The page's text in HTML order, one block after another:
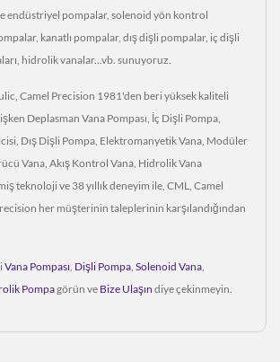
endüstriyel pompalar, solenoid yön kontrol
kanatlı pompalar, dış dişli pompalar, iç dişli
hidrolik vanalar...vb. sunuyoruz.
Camel Precision 1981'den beri yüksek kaliteli
Deplasman Vana Pompası, İç Dişli Pompa,
Dış Dişli Pompa, Elektromanyetik Vana, Modüler
Vana, Akış Kontrol Vana, Hidrolik Vana
teknoloji ve 38 yıllık deneyim ile, CML, Camel
her müşterinin taleplerinin karşılandığından
Vana Pompası Dişli Pompa Solenoid Vana
Pompagörün ve Bize Ulaşın diye çekinmeyin.